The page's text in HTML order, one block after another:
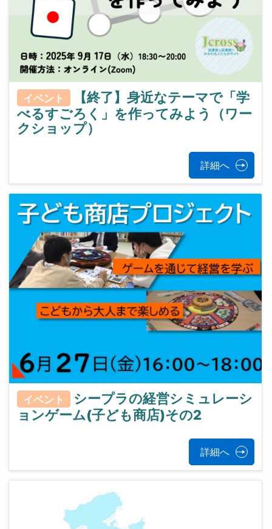
イベント
【終了】身近なテーマで「学
べるすごろく」を作ってみよう（ワー
クショップ）
詳細へ
イベント
シープラの経営シミュレーシ
ョンゲーム(子ども商店)その2
詳細へ